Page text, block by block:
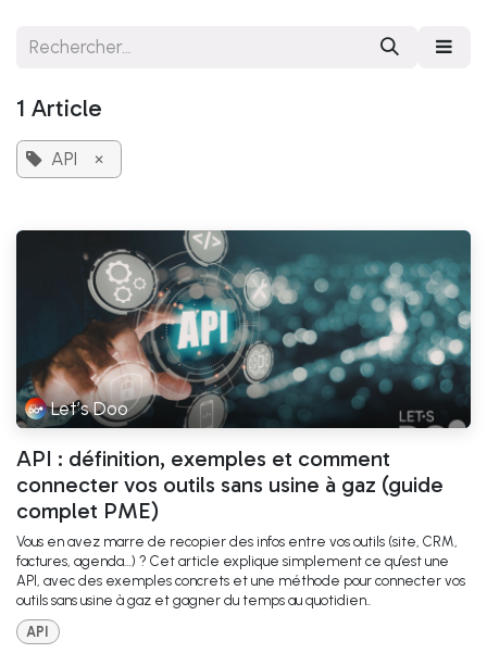
1 Article
API ×
Let’s Doo
API : définition, exemples et comment
connecter vos outils sans usine à gaz (guide
complet PME)
Vous en avez marre de recopier des infos entre vos outils (site, CRM,
factures, agenda…) ? Cet article explique simplement ce qu’est une
API, avec des exemples concrets et une méthode pour connecter vos
outils sans usine à gaz et gagner du temps au quotidien..
API